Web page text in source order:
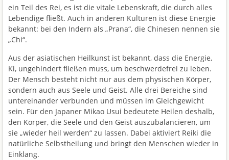
ein Teil des Rei, es ist die vitale Lebenskraft, die durch alles
Lebendige fließt. Auch in anderen Kulturen ist diese Energie
bekannt: bei den Indern als „Prana“, die Chinesen nennen sie
„Chi“.
Aus der asiatischen Heilkunst ist bekannt, dass die Energie,
Ki, ungehindert fließen muss, um beschwerdefrei zu leben.
Der Mensch besteht nicht nur aus dem physischen Körper,
sondern auch aus Seele und Geist. Alle drei Bereiche sind
untereinander verbunden und müssen im Gleichgewicht
sein. Für den Japaner Mikao Usui bedeutete Heilen deshalb,
den Körper, die Seele und den Geist auszubalancieren, um
sie „wieder heil werden“ zu lassen. Dabei aktiviert Reiki die
natürliche Selbstheilung und bringt den Menschen wieder in
Einklang.